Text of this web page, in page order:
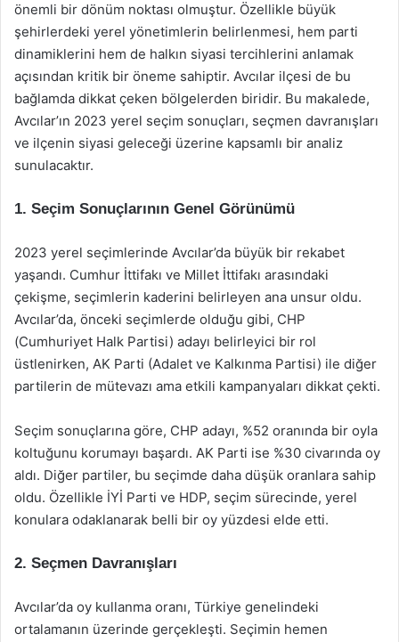
önemli bir dönüm noktası olmuştur. Özellikle büyük
şehirlerdeki yerel yönetimlerin belirlenmesi, hem parti
dinamiklerini hem de halkın siyasi tercihlerini anlamak
açısından kritik bir öneme sahiptir. Avcılar ilçesi de bu
bağlamda dikkat çeken bölgelerden biridir. Bu makalede,
Avcılar’ın 2023 yerel seçim sonuçları, seçmen davranışları
ve ilçenin siyasi geleceği üzerine kapsamlı bir analiz
sunulacaktır.
1. Seçim Sonuçlarının Genel Görünümü
2023 yerel seçimlerinde Avcılar’da büyük bir rekabet
yaşandı. Cumhur İttifakı ve Millet İttifakı arasındaki
çekişme, seçimlerin kaderini belirleyen ana unsur oldu.
Avcılar’da, önceki seçimlerde olduğu gibi, CHP
(Cumhuriyet Halk Partisi) adayı belirleyici bir rol
üstlenirken, AK Parti (Adalet ve Kalkınma Partisi) ile diğer
partilerin de mütevazı ama etkili kampanyaları dikkat çekti.
Seçim sonuçlarına göre, CHP adayı, %52 oranında bir oyla
koltuğunu korumayı başardı. AK Parti ise %30 civarında oy
aldı. Diğer partiler, bu seçimde daha düşük oranlara sahip
oldu. Özellikle İYİ Parti ve HDP, seçim sürecinde, yerel
konulara odaklanarak belli bir oy yüzdesi elde etti.
2. Seçmen Davranışları
Avcılar’da oy kullanma oranı, Türkiye genelindeki
ortalamanın üzerinde gerçekleşti. Seçimin hemen